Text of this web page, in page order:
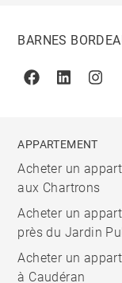
BARNES
FacebookLinkedin
APPARTEMENT
Acheter un
aux Chartrons
Acheter un
près du Jardin
Acheter un
à Caudéran